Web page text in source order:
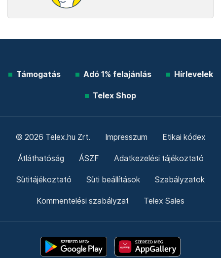
Támogatás Adó 1% felajánlás Hírlevelek
Telex Shop
© 2026 Telex.hu Zrt. Impresszum Etikai kódex
Átláthatóság ÁSZF Adatkezelési tájékoztató
Sütitájékoztató Süti beállítások Szabályzatok
Kommentelési szabályzat Telex Sales